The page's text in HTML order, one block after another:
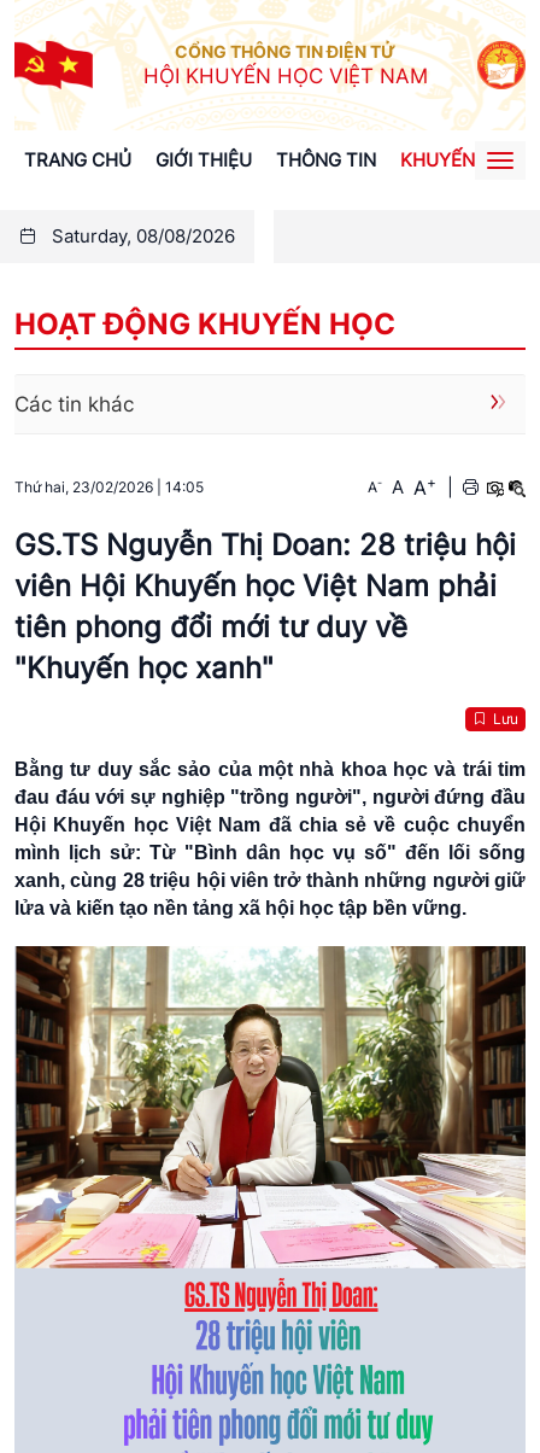
CỔNG THÔNG TIN ĐIỆN TỬ
HỘI KHUYẾN HỌC VIỆT NAM
TRANG CHỦ GIỚI THIỆU THÔNG TIN KHUYẾN HỌC
Saturday, 08/08/2026
HOẠT ĐỘNG KHUYẾN HỌC
Các tin khác
Thứ hai, 23/02/2026 14:05 A- A A+
GS.TS Nguyễn Thị Doan: 28 triệu hội
viên Hội Khuyến học Việt Nam phải
tiên phong đổi mới tư duy về
"Khuyến học xanh"
Lưu
Bằng tư duy sắc sảo của một nhà khoa học và trái tim
đau đáu với sự nghiệp "trồng người", người đứng đầu
Hội Khuyến học Việt Nam đã chia sẻ về cuộc chuyển
mình lịch sử: Từ "Bình dân học vụ số" đến lối sống
xanh, cùng 28 triệu hội viên trở thành những người giữ
lửa và kiến tạo nền tảng xã hội học tập bền vững.